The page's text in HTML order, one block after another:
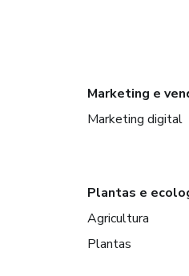
Marketing e
Marketing digital
Plantas e
Agricultura
Plantas